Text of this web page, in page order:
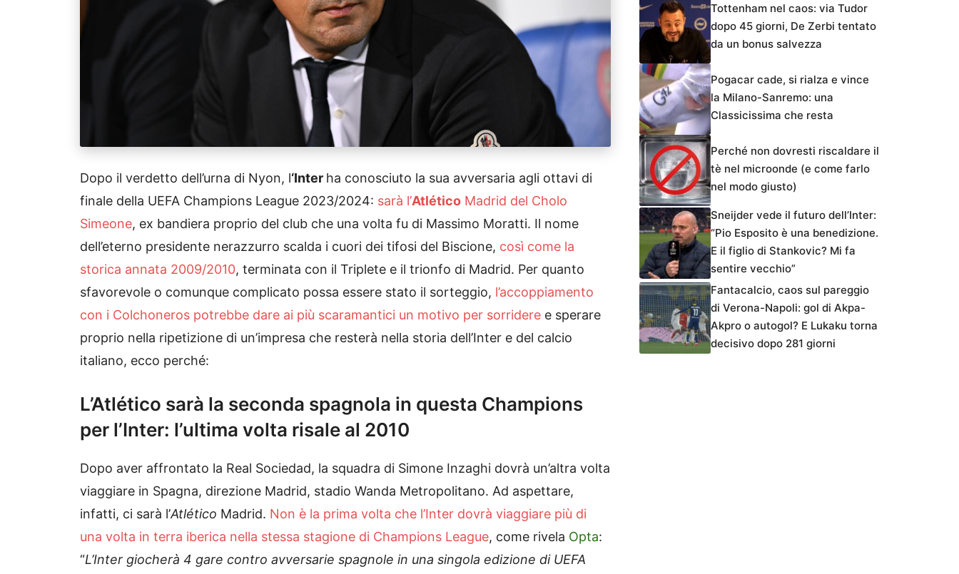
Dopo il verdetto dell’urna di Nyon, l‘Inter ha conosciuto la sua avversaria agli ottavi di
finale della UEFA Champions League 2023/2024: sarà l’Atlético Madrid del Cholo
Simeone, ex bandiera proprio del club che una volta fu di Massimo Moratti. Il nome
dell’eterno presidente nerazzurro scalda i cuori dei tifosi del Biscione, così come la
storica annata 2009/2010, terminata con il Triplete e il trionfo di Madrid. Per quanto
sfavorevole o comunque complicato possa essere stato il sorteggio, l’accoppiamento
con i Colchoneros potrebbe dare ai più scaramantici un motivo per sorridere e sperare
proprio nella ripetizione di un’impresa che resterà nella storia dell’Inter e del calcio
italiano, ecco perché:
L’Atlético sarà la seconda spagnola in questa Champions
per l’Inter: l’ultima volta risale al 2010
Dopo aver affrontato la Real Sociedad, la squadra di Simone Inzaghi dovrà un’altra volta
viaggiare in Spagna, direzione Madrid, stadio Wanda Metropolitano. Ad aspettare,
infatti, ci sarà l’Atlético Madrid. Non è la prima volta che l’Inter dovrà viaggiare più di
una volta in terra iberica nella stessa stagione di Champions League, come rivela Opta:
“L’Inter giocherà 4 gare contro avversarie spagnole in una singola edizione di UEFA
Tottenham nel caos: via Tudor
dopo 45 giorni, De Zerbi tentato
da un bonus salvezza
Pogacar cade, si rialza e vince
la Milano-Sanremo: una
Classicissima che resta
Perché non dovresti riscaldare il
tè nel microonde (e come farlo
nel modo giusto)
Sneijder vede il futuro dell’Inter:
“Pio Esposito è una benedizione.
E il figlio di Stankovic? Mi fa
sentire vecchio”
Fantacalcio, caos sul pareggio
di Verona-Napoli: gol di Akpa-
Akpro o autogol? E Lukaku torna
decisivo dopo 281 giorni